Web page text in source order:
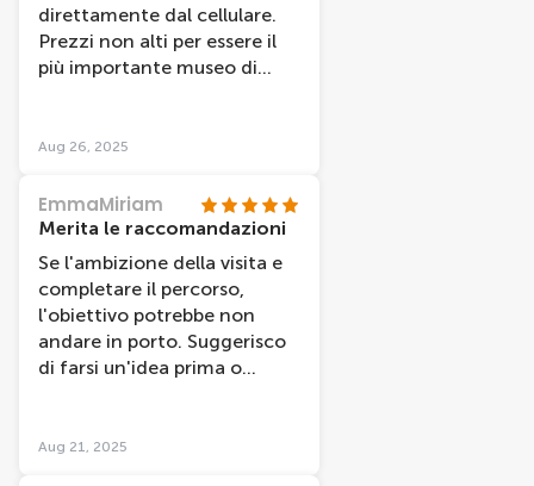
direttamente dal cellulare.
Prezzi non alti per essere il
più importante museo di
Aug 26, 2025
EmmaMiriam
Merita le raccomandazioni
Se l'ambizione della visita e
completare il percorso,
l'obiettivo potrebbe non
andare in porto. Suggerisco
di farsi un'idea prima o
dandosi delle priorita -
Aug 21, 2025